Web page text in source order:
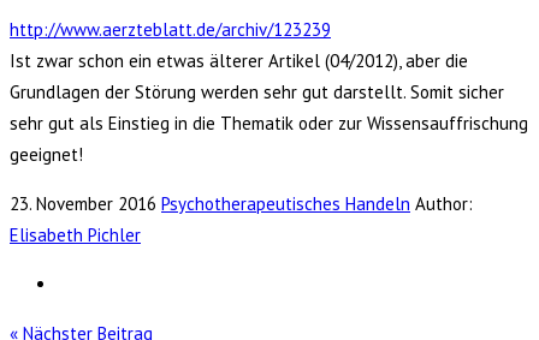
http://www.aerzteblatt.de/archiv/123239
Ist zwar schon ein etwas älterer Artikel (04/2012), aber die
Grundlagen der Störung werden sehr gut darstellt. Somit sicher
sehr gut als Einstieg in die Thematik oder zur Wissensauffrischung
geeignet!
23. November 2016 Psychotherapeutisches Handeln Author:
Elisabeth Pichler
« Nächster Beitrag